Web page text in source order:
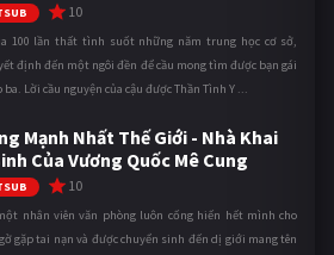
10
100 lần thất tình suốt những năm trung học cơ sở,
định đến một ngôi đền để cầu mong tìm được bạn gái
ba. Lời cầu nguyện của cậu được Thần Tình Y ...
Mạnh Nhất Thế Giới - Nhà Khai
Của Vương Quốc Mê Cung
10
nhân viên văn phòng luôn cống hiến hết mình cho
gặp tai nạn và được chuyển sinh đến dị giới mang tên